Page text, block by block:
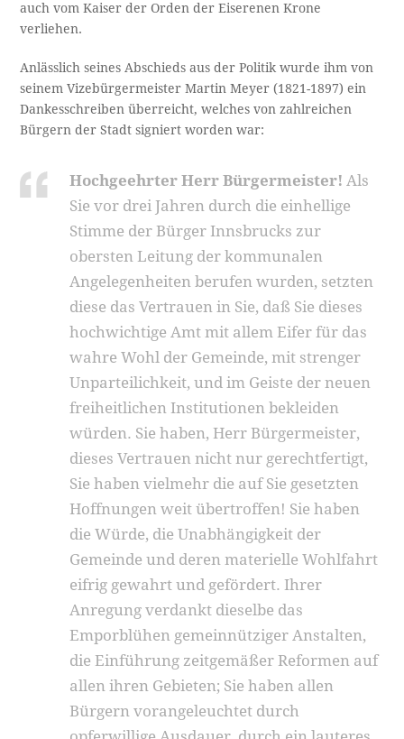
auch vom Kaiser der Orden der Eiserenen Krone
verliehen.
Anlässlich seines Abschieds aus der Politik wurde ihm von
seinem Vizebürgermeister Martin Meyer (1821-1897) ein
Dankesschreiben überreicht, welches von zahlreichen
Bürgern der Stadt signiert worden war:
Hochgeehrter Herr Bürgermeister! Als
Sie vor drei Jahren durch die einhellige
Stimme der Bürger Innsbrucks zur
obersten Leitung der kommunalen
Angelegenheiten berufen wurden, setzten
diese das Vertrauen in Sie, daß Sie dieses
hochwichtige Amt mit allem Eifer für das
wahre Wohl der Gemeinde, mit strenger
Unparteilichkeit, und im Geiste der neuen
freiheitlichen Institutionen bekleiden
würden. Sie haben, Herr Bürgermeister,
dieses Vertrauen nicht nur gerechtfertigt,
Sie haben vielmehr die auf Sie gesetzten
Hoffnungen weit übertroffen! Sie haben
die Würde, die Unabhängigkeit der
Gemeinde und deren materielle Wohlfahrt
eifrig gewahrt und gefördert. Ihrer
Anregung verdankt dieselbe das
Emporblühen gemeinnütziger Anstalten,
die Einführung zeitgemäßer Reformen auf
allen ihren Gebieten; Sie haben allen
Bürgern vorangeleuchtet durch